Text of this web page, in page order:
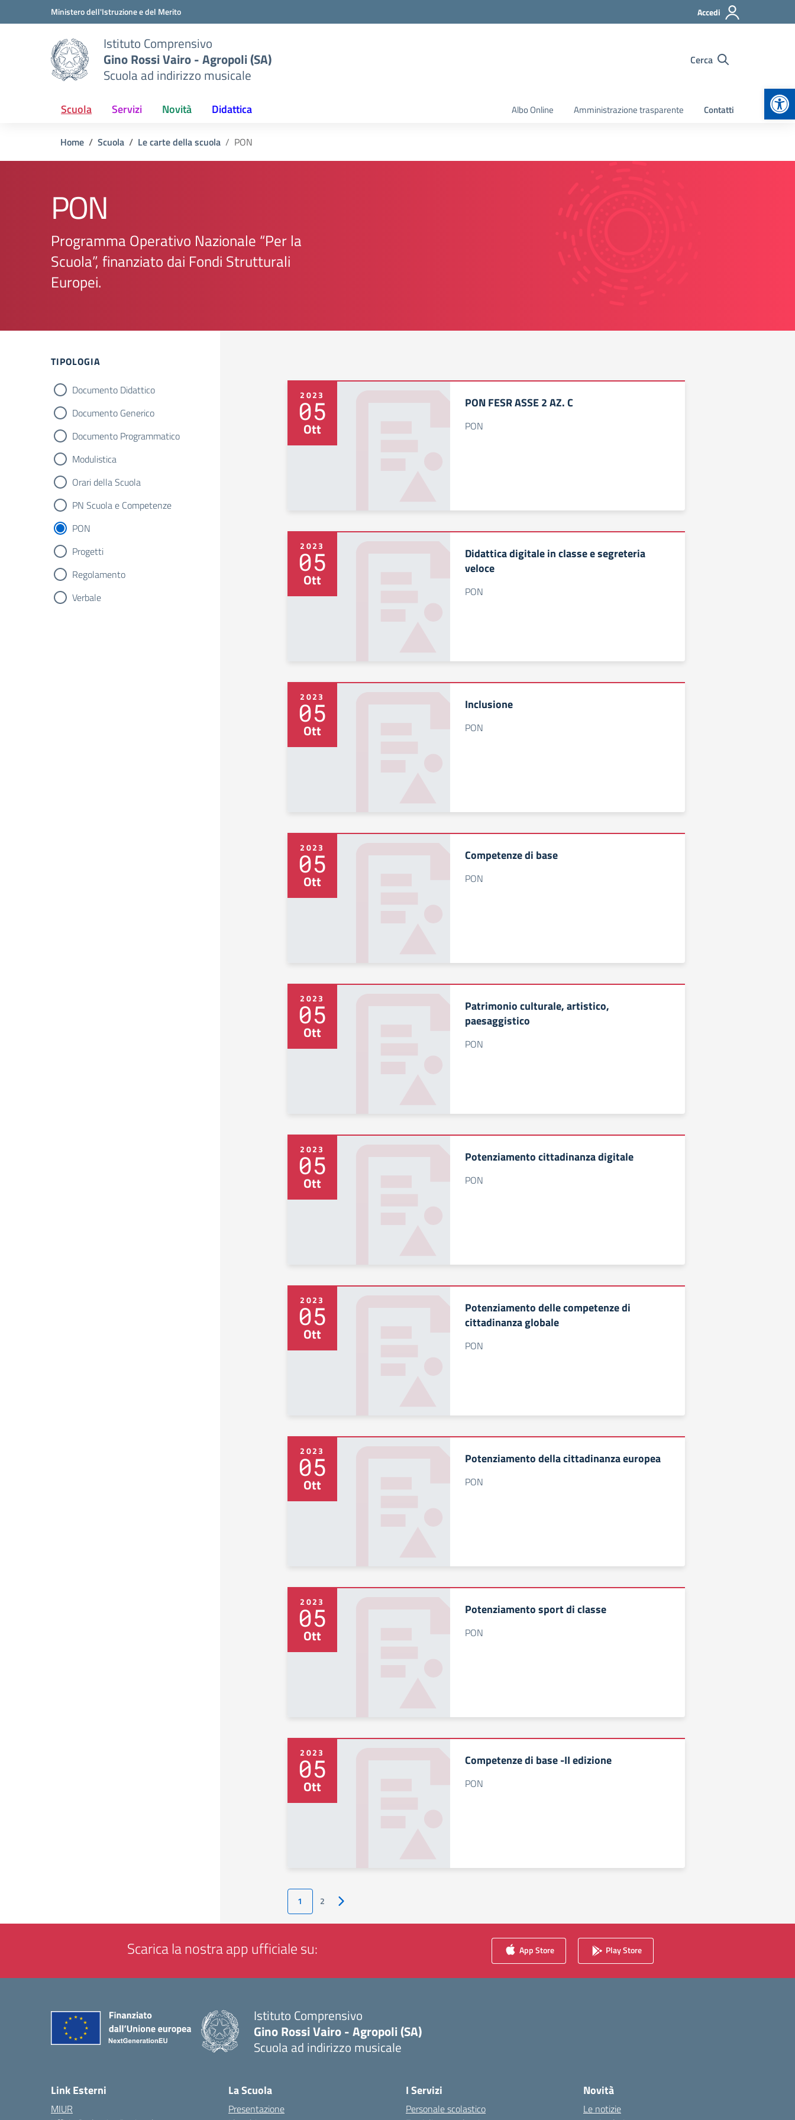
Vai ai contenuti
Vai al menu di navigazioneMinistero dell'Istruzione e del Merito Accedi
Istituto Comprensivo
Gino Rossi Vairo - Agropoli (SA)
Scuola ad indirizzo musicale
Cerca
Scuola Servizi Novità Didattica Albo Online Amministrazione trasparente Contatti
Home Scuola Le carte della scuola PON
PON
Programma Operativo Nazionale “Per la
Scuola”, finanziato dai Fondi Strutturali
Europei.
Filtri
TIPOLOGIA
Documento Didattico
Documento Generico
Documento Programmatico
Modulistica
Orari della Scuola
PN Scuola e Competenze
PON
Progetti
Regolamento
Verbale
2023
05
Ott
PON FESR ASSE 2 AZ. C
PON
2023
05
Ott
Didattica digitale in classe e segreteria
veloce
PON
2023
05
Ott
Inclusione
PON
2023
05
Ott
Competenze di base
PON
2023
05
Ott
Patrimonio culturale, artistico,
paesaggistico
PON
2023
05
Ott
Potenziamento cittadinanza digitale
PON
2023
05
Ott
Potenziamento delle competenze di
cittadinanza globale
PON
2023
05
Ott
Potenziamento della cittadinanza europea
PON
2023
05
Ott
Potenziamento sport di classe
PON
2023
05
Ott
Competenze di base -II edizione
PON
1 2 Pagina successiva
Scarica la nostra app ufficiale su: App Store Play Store
Istituto Comprensivo
Gino Rossi Vairo - Agropoli (SA)
Scuola ad indirizzo musicale
Link Esterni
MIUR
La Scuola
Presentazione
I Servizi
Personale scolastico
Novità
Le notizie